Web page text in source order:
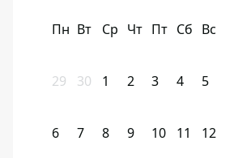
Пн Вт Ср Чт Пт Сб Вс
29 30 1 2 3 4 5
6 7 8 9 10 11 12